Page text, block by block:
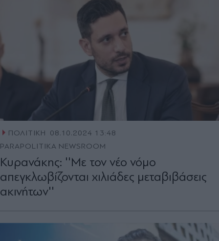
ΠΟΛΙΤΙΚΗ
08.10.2024 13:48
PARAPOLITIKA NEWSROOM
Κυρανάκης: ''Με τον νέο νόμο
απεγκλωβίζονται χιλιάδες μεταβιβάσεις
ακινήτων''